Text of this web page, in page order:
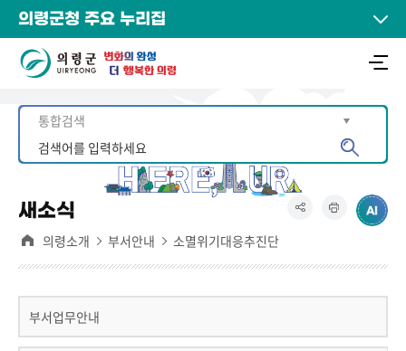
의령군청 주요 누리집
새소식
의령소개 부서안내 소멸위기대응추진단
부서업무안내